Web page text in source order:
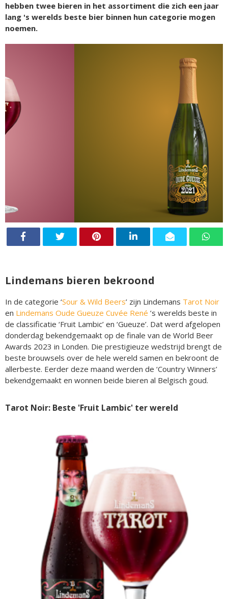
hebben twee bieren in het assortiment die zich een jaar
lang 's werelds beste bier binnen hun categorie mogen
noemen.
Lindemans bieren bekroond
In de categorie ‘Sour & Wild Beers’ zijn Lindemans Tarot Noir
en Lindemans Oude Gueuze Cuvée René ’s werelds beste in
de classificatie ‘Fruit Lambic’ en ‘Gueuze’. Dat werd afgelopen
donderdag bekendgemaakt op de finale van de World Beer
Awards 2023 in Londen. Die prestigieuze wedstrijd brengt de
beste brouwsels over de hele wereld samen en bekroont de
allerbeste. Eerder deze maand werden de ‘Country Winners’
bekendgemaakt en wonnen beide bieren al Belgisch goud.
Tarot Noir: Beste 'Fruit Lambic' ter wereld